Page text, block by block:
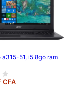
a315-51, i5 8go ram
CFA